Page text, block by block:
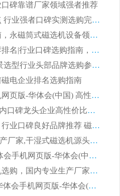
碑靠谱厂家领域强者推荐
2026 高性价比永磁筒式磁选机品牌盘点 行业强者口碑实测选购完整指南
2026 评价高的磁选机品牌推荐选购指南，永磁筒式磁选机设备领域强者全景行业口碑解析
2026 国内平板磁选机靠谱生产厂家推荐排名|行业口碑选购指南，领域强者按需选设备
2026 磁选机靠谱生产厂家全梳理 分场景选型行业头部品牌选购参考攻略
电企业排名选购指南
2026 磁选机靠谱厂家排名｜华体会手机网页版-华体会(中国) 高性价比磁选机磁电品牌
2026 顺流河沙磁选机厂家挑选攻略 | 业内口碑龙头企业高性价比品牌推荐
2026平板磁选机靠谱生产厂家选购指南 行业口碑良好品牌推荐 磁电领域实力强者
2026高分选精度冶金行业专用磁选机生产厂家,干湿式磁选机源头供应商推荐
2026 选矿永磁筒式磁选机挑选指南 华体会手机网页版-华体会(中国) 推荐品牌行业口碑佳实力突出
2026 靠谱湿式矿山顺流永磁筒式磁选机选购，国内专业生产厂家华体会手机网页版-华体会(中国) 综合实力出众
大型筒式湿式磁选机生产厂家怎么选?华体会手机网页版-华体会(中国) 设备口碑广受行业认可